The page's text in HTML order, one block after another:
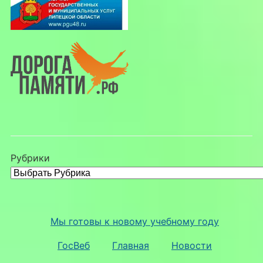
Рубрики
Мы готовы к новому учебному году
ГосВеб Главная Новости